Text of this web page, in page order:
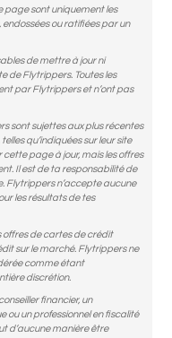
page sont uniquement les
endossées ou ratifiées par un
de mettre à jour ni
de Flytrippers. Toutes les
par Flytrippers et n’ont pas
sont sujettes aux plus récentes
qu’indiquées sur leur site
page à jour, mais les offres
Il est de ta responsabilité de
Flytrippers n’accepte aucune
les résultats de tes
offres de cartes de crédit
sur le marché. Flytrippers ne
comme étant
discrétion.
financier, un
ou un professionnel en fiscalité
d’aucune manière être